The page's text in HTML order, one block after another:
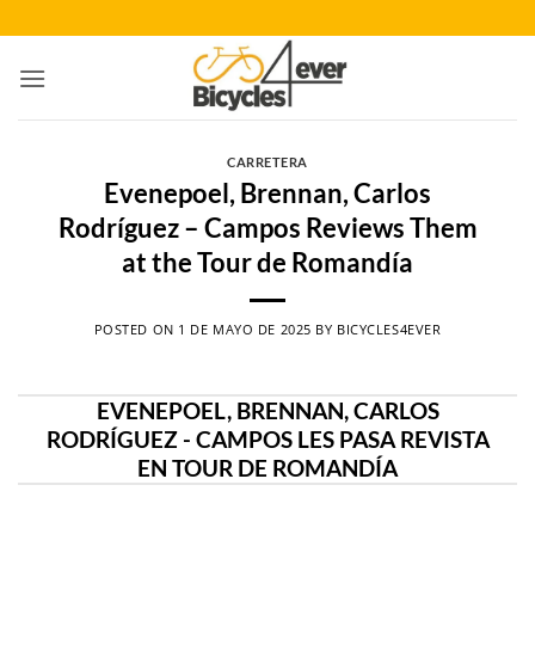
al
contenido
CARRETERA
Evenepoel, Brennan, Carlos
Rodríguez – Campos Reviews Them
at the Tour de Romandía
POSTED ON 1 DE MAYO DE 2025 BY BICYCLES4EVER
EVENEPOEL, BRENNAN, CARLOS
RODRÍGUEZ - CAMPOS LES PASA REVISTA
EN TOUR DE ROMANDÍA